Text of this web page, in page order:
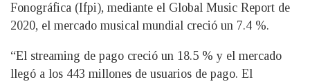
Fonográfica (Ifpi), mediante el Global Music Report de
2020, el mercado musical mundial creció un 7.4 %.
“El streaming de pago creció un 18.5 % y el mercado
llegó a los 443 millones de usuarios de pago. El